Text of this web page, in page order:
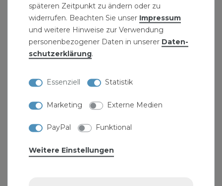
Werkstattpresse WP 12 H
159,99 € *
späteren Zeitpunkt zu ändern oder zu
widerrufen. Beachten Sie unser Impressum
und weitere Hinweise zur Verwendung
personenbezogener Daten in unserer Daten­
schutz­erklärung.
Essenziell Statistik
Marketing Externe Medien
PayPal Funktional
Weitere Einstellungen